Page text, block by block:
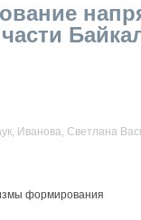
Иванова, Светлана
формирования